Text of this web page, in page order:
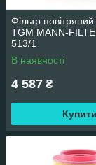
Фільтр
TGM MANN-
513/1
В наявності
4 587 ₴
Купити